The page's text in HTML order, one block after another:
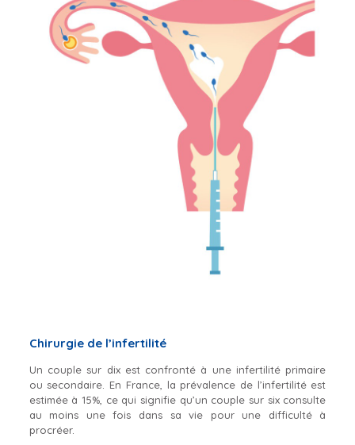
Chirurgie de l’infertilité
Un couple sur dix est confronté à une infertilité primaire
ou secondaire. En France, la prévalence de l’infertilité est
estimée à 15%, ce qui signifie qu’un couple sur six consulte
au moins une fois dans sa vie pour une difficulté à
procréer.